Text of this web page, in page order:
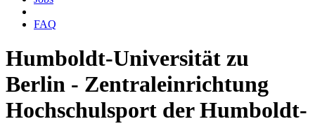
FAQ
Humboldt-Universität zu
Berlin - Zentraleinrichtung
Hochschulsport der Humboldt-